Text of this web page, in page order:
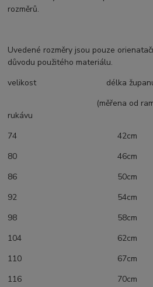
rozměrů.
Uvedené rozměry jsou pouze
důvodu použitého materiálu.
velikost délka
(měřena od
rukávu
74 42cm
80 46cm
86 50cm
92 54cm
98 58cm
104
110
116